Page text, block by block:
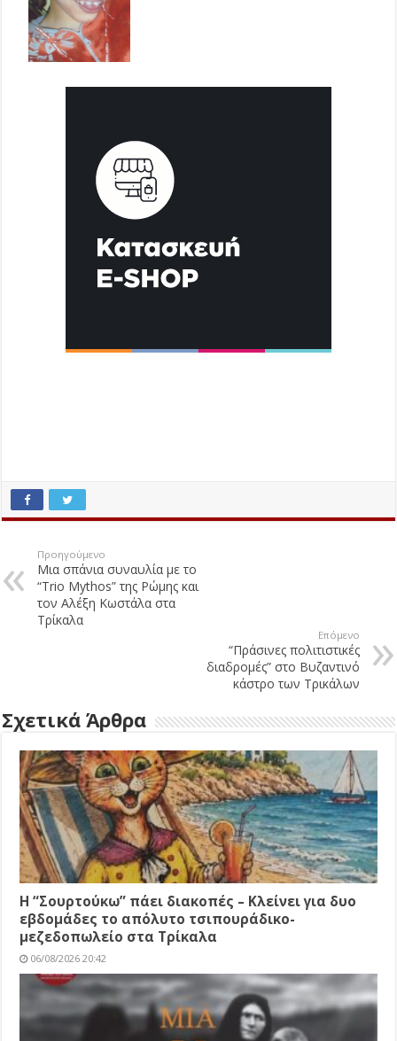
Προηγούμενο
Μια σπάνια συναυλία με το
“Trio Mythos” της Ρώμης και
τον Αλέξη Κωστάλα στα
Τρίκαλα
Επόμενο
“Πράσινες πολιτιστικές
διαδρομές” στο Βυζαντινό
κάστρο των Τρικάλων
Σχετικά Άρθρα
Η “Σουρτούκω” πάει διακοπές – Κλείνει για δυο
εβδομάδες το απόλυτο τσιπουράδικο-
μεζεδοπωλείο στα Τρίκαλα
06/08/2026 20:42